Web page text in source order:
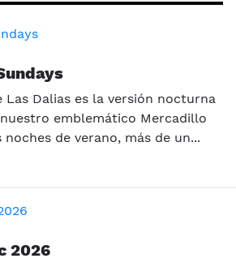
Las Dalias es la versión nocturna
emblemático Mercadillo
de verano, más de un...
2026